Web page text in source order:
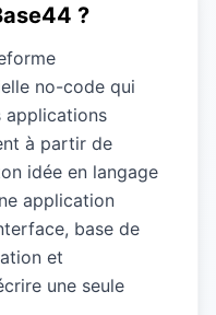
?
no-code qui
applications
à partir de
idée en langage
application
base de
et
une seule